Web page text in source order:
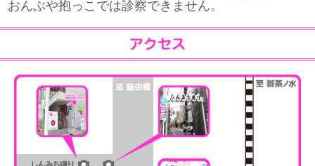
おんぶや抱っこでは診察できません。
アクセス